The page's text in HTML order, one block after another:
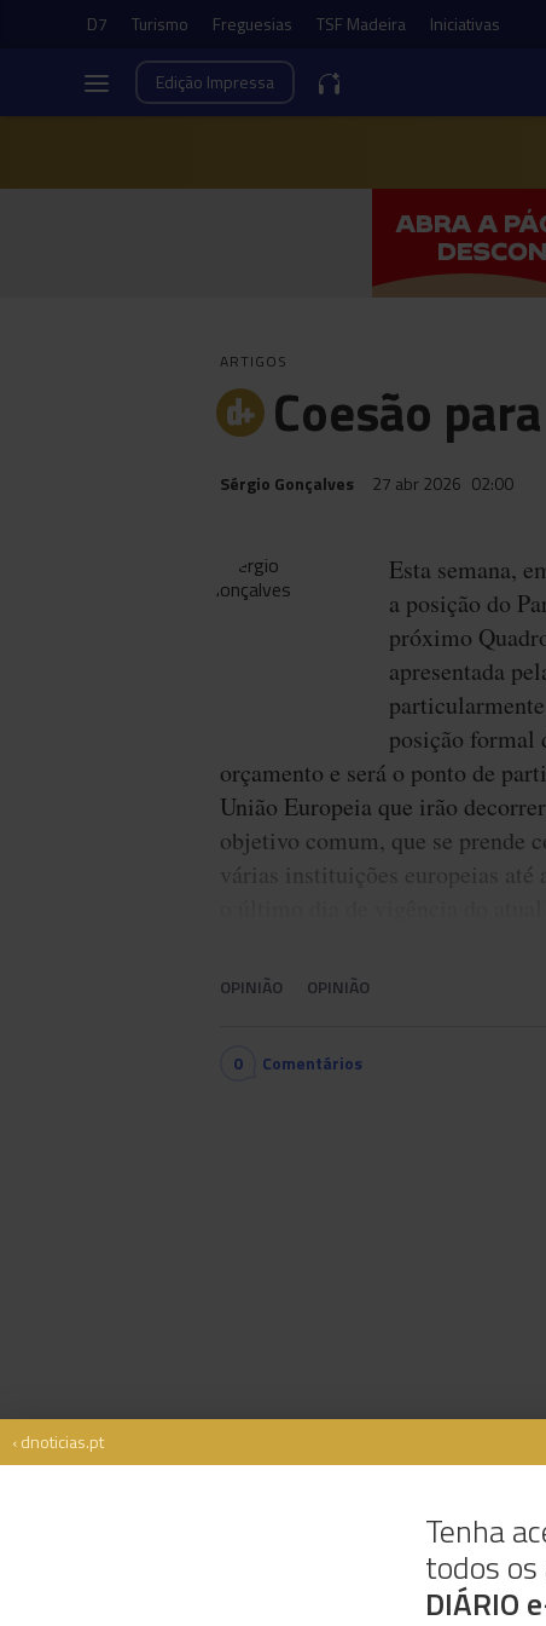
D7 Turismo Freguesias TSF Madeira Iniciativas
Edição Impressa
ARTIGOS
Coesão
Sérgio Gonçalves 27 abr 2026 02:00
Esta semana,
a posição do
próximo
apresentada
posição formal
orçamento e será o ponto de
União Europeia que irão
objetivo comum, que se prende
várias instituições europeias até
Tenha
todos os
DIÁRIO
‹ dnoticias.pt
OPINIÃO OPINIÃO
0 Comentários
Rua Dr. Fernão de Ornelas, 56 - 3º